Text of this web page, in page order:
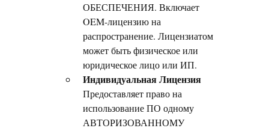
ОБЕСПЕЧЕНИЯ. Включает
OEM-лицензию на
распространение. Лицензиатом
может быть физическое или
юридическое лицо или ИП.
Индивидуальная Лицензия
Предоставляет право на
использование ПО одному
АВТОРИЗОВАННОМУ